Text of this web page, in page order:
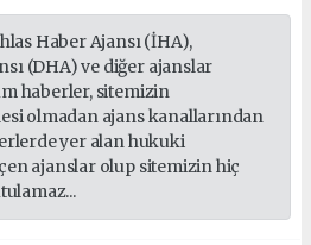
Haber Ajansı (İHA),
(DHA) ve diğer ajanslar
haberler, sitemizin
olmadan ajans kanallarından
yer alan hukuki
ajanslar olup sitemizin hiç